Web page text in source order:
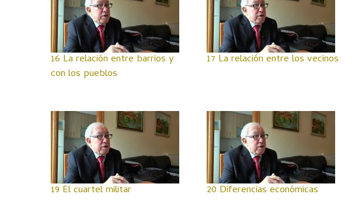
16 La relación entre barrios y
con los pueblos
17 La relación entre los vecinos
19 El cuartel militar 20 Diferencias económicas